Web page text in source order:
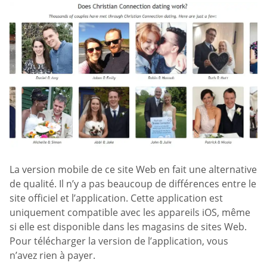
La version mobile de ce site Web en fait une alternative
de qualité. Il n’y a pas beaucoup de différences entre le
site officiel et l’application. Cette application est
uniquement compatible avec les appareils iOS, même
si elle est disponible dans les magasins de sites Web.
Pour télécharger la version de l’application, vous
n’avez rien à payer.